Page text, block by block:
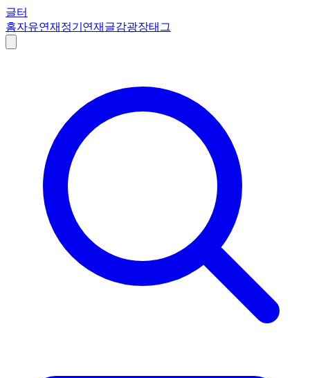
글터
홈자유연재 정기연재 글감광장태그